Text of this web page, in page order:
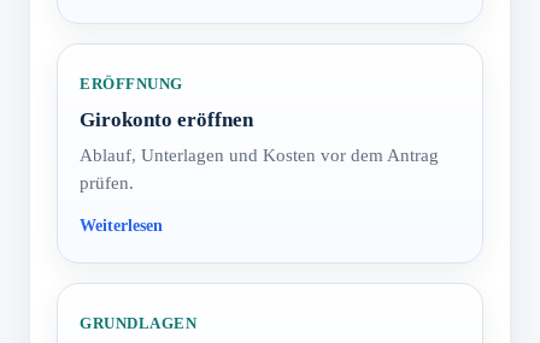
ERÖFFNUNG
Girokonto eröffnen
Ablauf, Unterlagen und Kosten vor dem Antrag
prüfen.
GRUNDLAGEN